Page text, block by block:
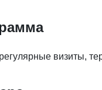
визиты,